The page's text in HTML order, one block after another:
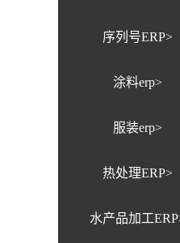
序列号ERP>
涂料erp>
服装erp>
热处理ERP>
水产品加工